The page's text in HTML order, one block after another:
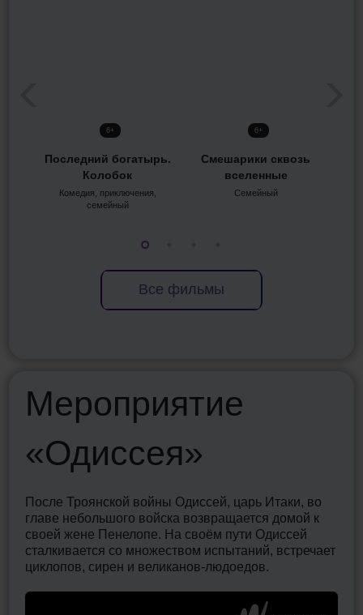
6+
Последний богатырь.
Колобок
Комедия, приключения,
семейный
6+
Смешарики сквозь
вселенные
Семейный
Все фильмы
Мероприятие
«Одиссея»
После Троянской войны Одиссей, царь Итаки, во
главе небольшого войска возвращается домой к
своей жене Пенелопе. На своём пути Одиссей
сталкивается со множеством испытаний, встречает
циклопов, сирен и великанов-людоедов.